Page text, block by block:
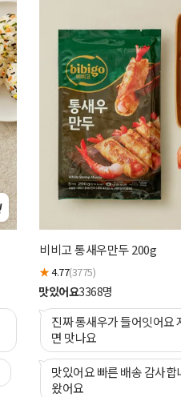
비비고 통새우만두 200g
★4.77(3775)
맛있어요3368명
진짜 통새우가 들어잇어요
면 맛나요
맛있어요 빠른 배송 감사합니다 더운날
왔어요